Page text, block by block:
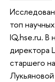
топ
IQ.hse.ru. В
директора
старшего